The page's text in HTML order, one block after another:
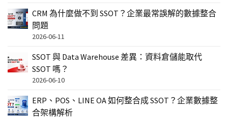
CRM 為什麼做不到 SSOT？企業最常誤解的數據整合
問題
2026-06-11
SSOT 與 Data Warehouse 差異：資料倉儲能取代
SSOT 嗎？
2026-06-10
ERP、POS、LINE OA 如何整合成 SSOT？企業數據整
合架構解析